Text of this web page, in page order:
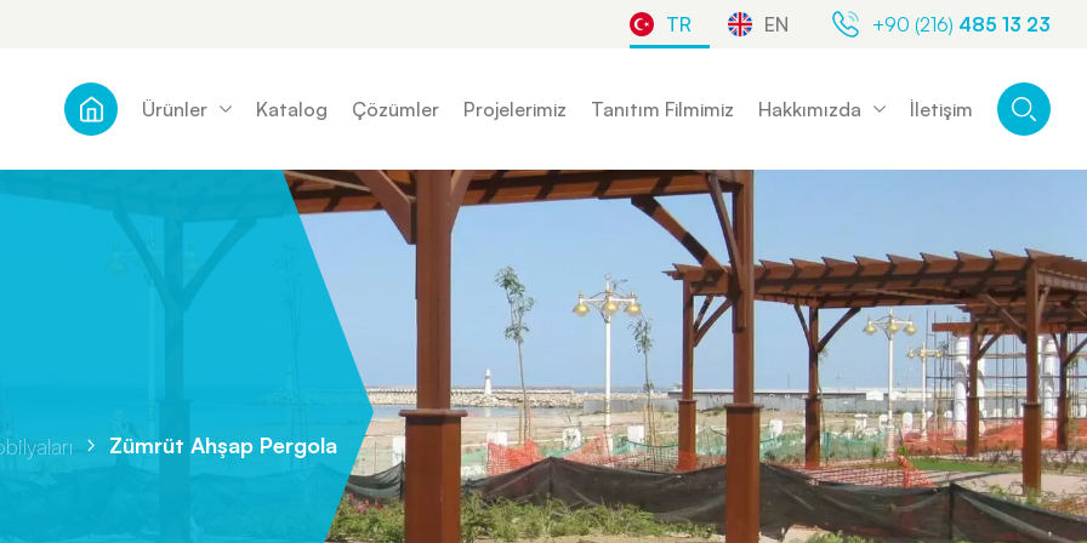
TR EN +90 (216) 485 13 23
Ürünler Katalog Çözümler Projelerimiz Tanıtım Filmimiz Hakkımızda İletişim
Zümrüt Ahşap Pergola